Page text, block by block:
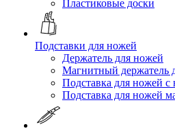
Пластиковые доски
Подставки для ножей
Держатель для ножей
Магнитный держатель
Подставка для ножей с
Подставка для ножей